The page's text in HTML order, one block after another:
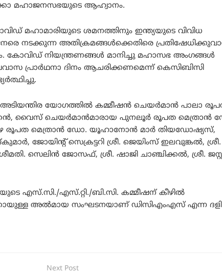
മഹാജനസഭയുടെ ആഹ്വാനം.
മഹാമാരിയുടെ ശമനത്തിനും ഇന്ത്യയുടെ വിവിധ
നടക്കുന്ന അതിക്രമങ്ങൾക്കെതിരെ
കോവിഡ് നിയന്ത്രണങ്ങൾ മാനിച്ചു മഹാസഭ അംഗങ്ങൾ
പ്രാർഥനാ ദിനം ആചരിക്കണമെന്ന് കെസിബിസി
യോഗത്തിൽ കമ്മീഷൻ ചെയർമാൻ പാലാ
വൈസ് ചെയർമാൻമാരായ പുനലൂർ രൂപത മെത്രാൻ
രൂപത മെത്രാൻ ഡോ. യൂഹാനോൻ മാർ തിയഡോഷ്യസ്,
ജോയിന്റ് സെക്രട്ടറി ശ്രീ. ജെയിംസ് ഇലവുങ്കൽ, ശ്രീ.
സെലിൻ ജോസഫ്, ശ്രീ. ഷാജി ചാഞ്ചിക്കൽ, ശ്രീ.
എസ്.സി./എസ്.റ്റി./ബി.സി. കമ്മീഷന് കീഴിൽ
അൽമായ സംഘടനയാണ് ഡിസിഎംഎസ് എന്ന
Next Post